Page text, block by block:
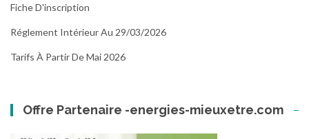
Fiche D'inscription
Réglement Intérieur Au 29/03/2026
Tarifs À Partir De Mai 2026
Offre Partenaire -energies-mieuxetre.com